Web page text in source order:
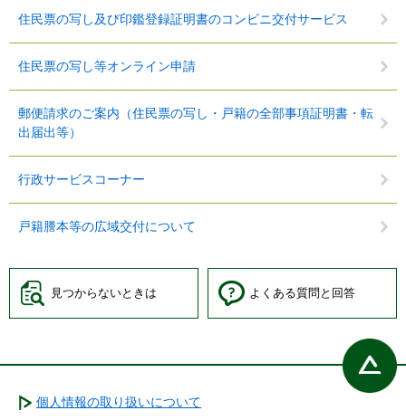
住民票の写し及び印鑑登録証明書のコンビニ交付サービス
住民票の写し等オンライン申請
郵便請求のご案内（住民票の写し・戸籍の全部事項証明書・転
出届出等）
行政サービスコーナー
戸籍謄本等の広域交付について
見つからないときは よくある質問と回答
個人情報の取り扱いについて